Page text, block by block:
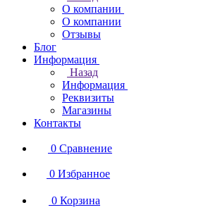
О компании
О компании
Отзывы
Блог
Информация
Назад
Информация
Реквизиты
Магазины
Контакты
0 Сравнение
0 Избранное
0 Корзина